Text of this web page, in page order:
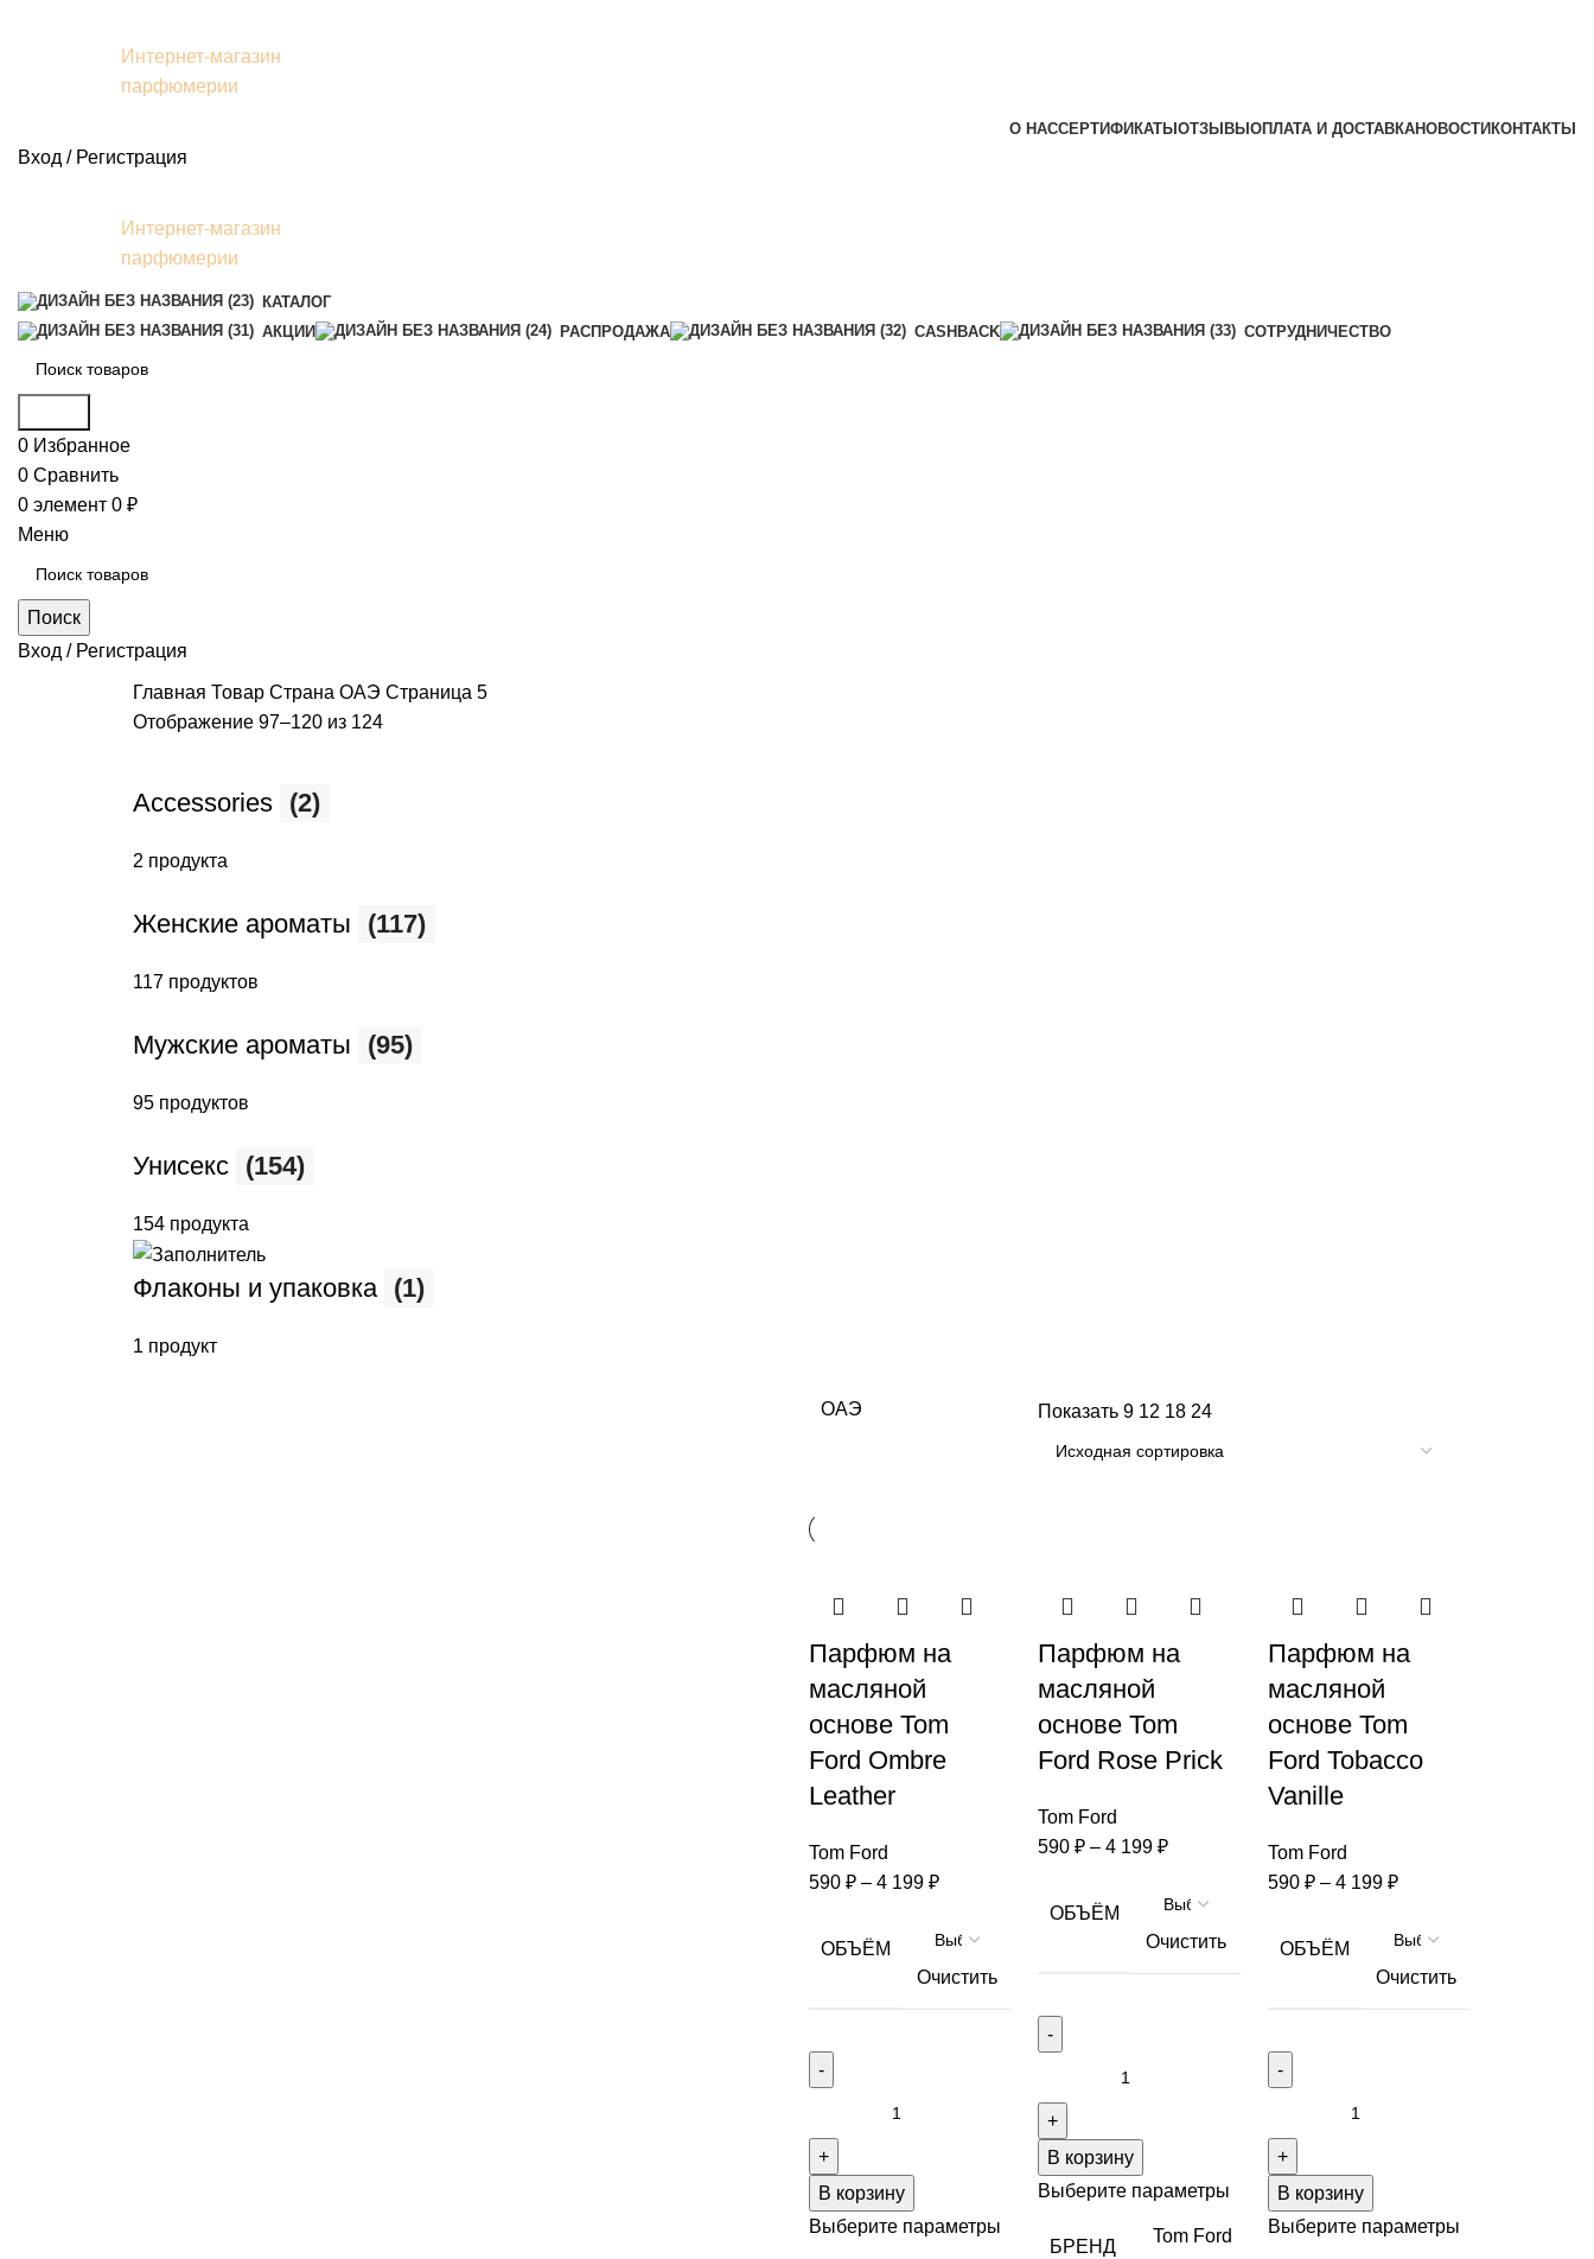
Интернет-магазин
парфюмерии
О НАССЕРТИФИКАТЫ ОТЗЫВЫ ОПЛАТА И ДОСТАВКАНОВОСТИ КОНТАКТЫ
Вход / Регистрация
Интернет-магазин
парфюмерии
КАТАЛОГ
АКЦИИ
РАСПРОДАЖА CASHBACK СОТРУДНИЧЕСТВО
0 Избранное
0 Сравнить
0 элемент 0 ₽
Меню
Поиск
Вход / Регистрация
Главная Товар Страна ОАЭ Страница 5
Отображение 97–120 из 124
Accessories (2)
2 продукта
Женские ароматы (117)
117 продуктов
Мужские ароматы (95)
95 продуктов
Унисекс (154)
154 продукта
Флаконы и упаковка (1)
1 продукт
ОАЭ Показать9 12 18 24
Парфюм на
масляной
основе Tom
Ford Ombre
Leather
Tom Ford
590 ₽ – 4 199 ₽
ОБЪЁМ
Очистить
В корзину
Выберите параметры
Парфюм на
масляной
основе Tom
Ford Rose Prick
Tom Ford
590₽ –4 199₽
ОБЪЁМ
Очистить
В корзину
Выберите параметры
БРЕНД
Tom Ford
Парфюм на
масляной
основе Tom
Ford Tobacco
Vanille
Tom Ford
590 ₽– 4 199 ₽
ОБЪЁМ
Очистить
В корзину
Выберите параметры